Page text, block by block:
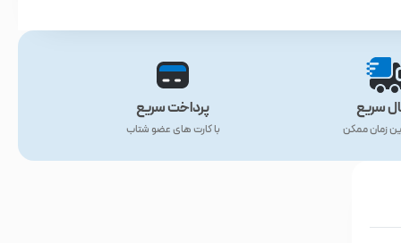
سریع
زمان ممکن
پرداخت سریع
با کارت های عضو شتاب